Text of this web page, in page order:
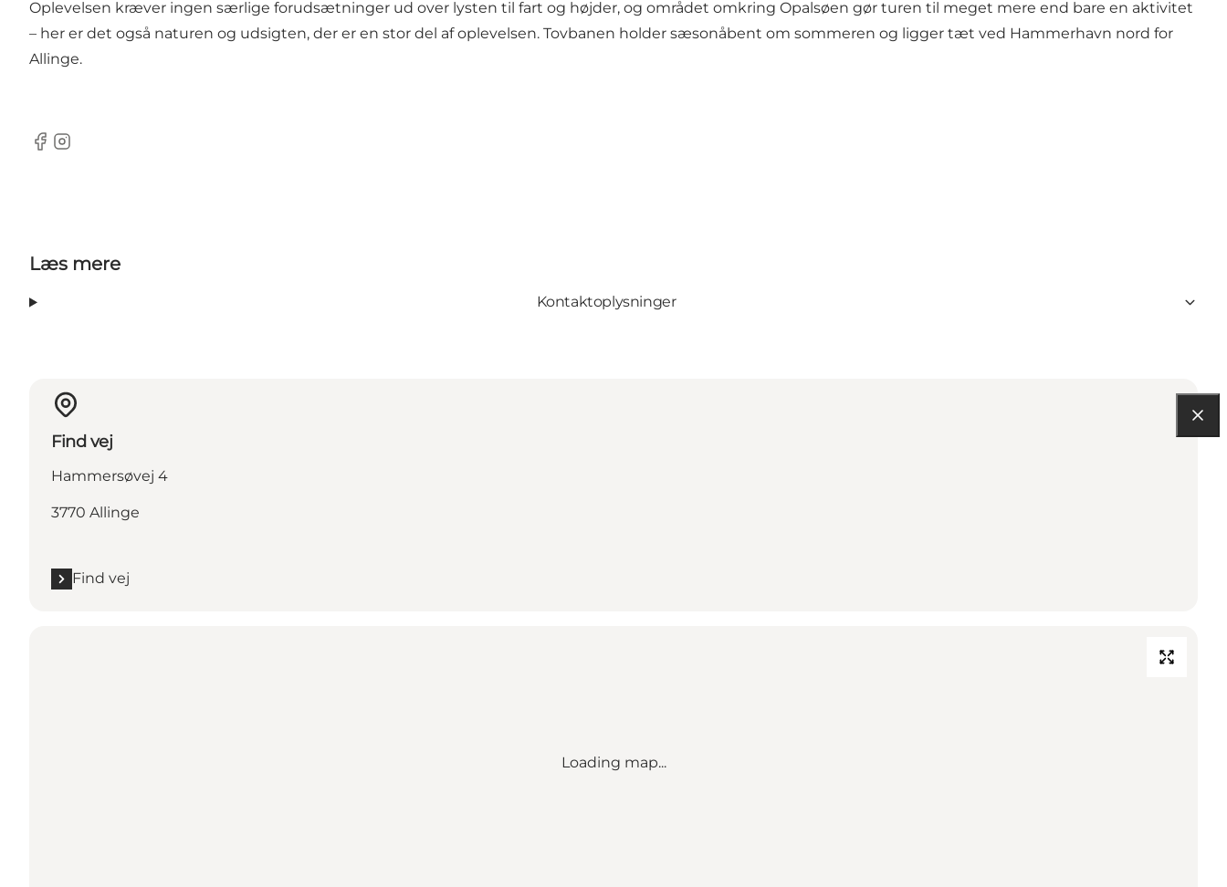
Oplevelsen kræver ingen særlige forudsætninger ud over lysten til fart og højder, og området omkring Opalsøen gør turen til meget mere end bare en aktivitet
– her er det også naturen og udsigten, der er en stor del af oplevelsen. Tovbanen holder sæsonåbent om sommeren og ligger tæt ved Hammerhavn nord for
Allinge.
Facebook
Instagram
Læs mere
Kontaktoplysninger
Find vej
Hammersøvej 4
3770 Allinge
Find vej
Loading map...